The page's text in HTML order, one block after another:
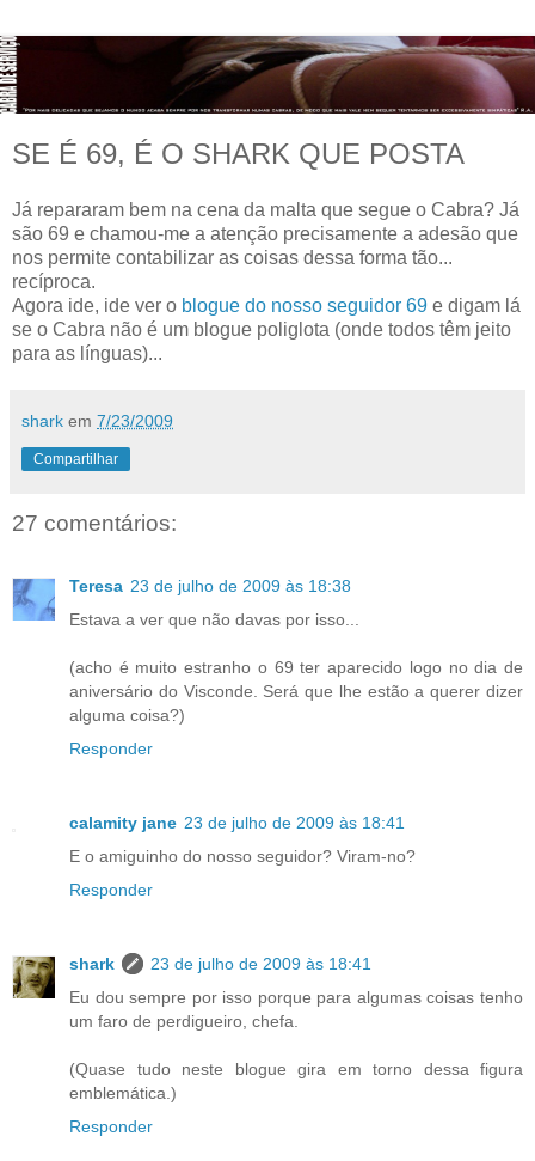
SE É 69, É O SHARK QUE POSTA
Já repararam bem na cena da malta que segue o Cabra? Já
são 69 e chamou-me a atenção precisamente a adesão que
nos permite contabilizar as coisas dessa forma tão...
recíproca.
Agora ide, ide ver o blogue do nosso seguidor 69 e digam lá
se o Cabra não é um blogue poliglota (onde todos têm jeito
para as línguas)...
shark em 7/23/2009
Compartilhar
27 comentários:
Teresa 23 de julho de 2009 às 18:38
Estava a ver que não davas por isso...
(acho é muito estranho o 69 ter aparecido logo no dia de
aniversário do Visconde. Será que lhe estão a querer dizer
alguma coisa?)
Responder
calamity jane 23 de julho de 2009 às 18:41
E o amiguinho do nosso seguidor? Viram-no?
Responder
shark
23 de julho de 2009 às 18:41
Eu dou sempre por isso porque para algumas coisas tenho
um faro de perdigueiro, chefa.
(Quase tudo neste blogue gira em torno dessa figura
emblemática.)
Responder